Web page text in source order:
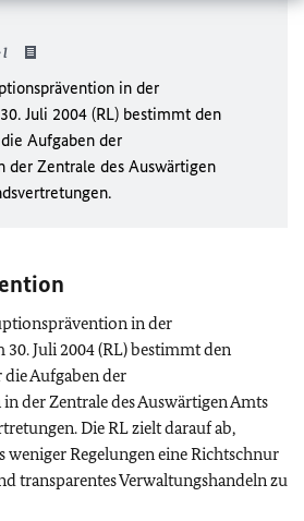
in der
Juli 2004 (RL) bestimmt den
Aufgaben der
der Zentrale des Auswärtigen
in der
Juli 2004 (RL) bestimmt den
Aufgaben der
der Zentrale des Auswärtigen Amts
Die RL zielt darauf ab,
Regelungen eine Richtschnur
transparentes Verwaltungshandeln zu